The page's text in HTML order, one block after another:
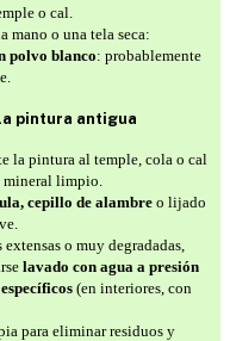
o cal.
mano o una tela seca:
polvo blanco: probablemente
pintura antigua
la pintura al temple, cola o cal
mineral limpio.
cepillo de alambreo lijado
o muy degradadas,
lavado con agua a presión
(en interiores, con
para eliminar residuos y